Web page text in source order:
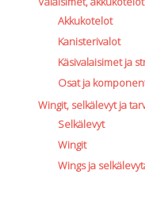
Akkukotelot
Kanisterivalot
Käsivalaisimet ja
Osat ja
Wingit, selkälevyt ja
Selkälevyt
Wingit
Wings ja